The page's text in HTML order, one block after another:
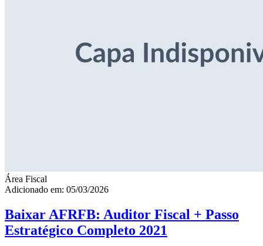
Área Fiscal
Adicionado em: 05/03/2026
Baixar AFRFB: Auditor Fiscal + Passo
Estratégico Completo 2021